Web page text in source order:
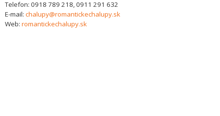
Telefon: 0918 789 218, 0911 291 632
E-mail: chalupy@romantickechalupy.sk
Web: romantickechalupy.sk